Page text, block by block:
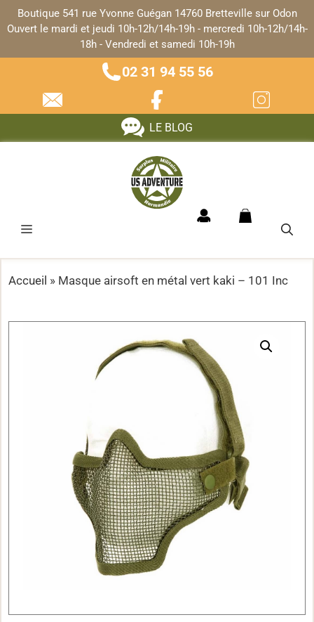
Boutique 541 rue Yvonne Guégan 14760 Bretteville sur Odon
Ouvert le mardi et jeudi 10h-12h/14h-19h - mercredi 10h-12h/14h-
18h - Vendredi et samedi 10h-19h
02 31 94 55 56
LE BLOG
Accueil » Masque airsoft en métal vert kaki – 101 Inc
Panneau de gestion des cookies